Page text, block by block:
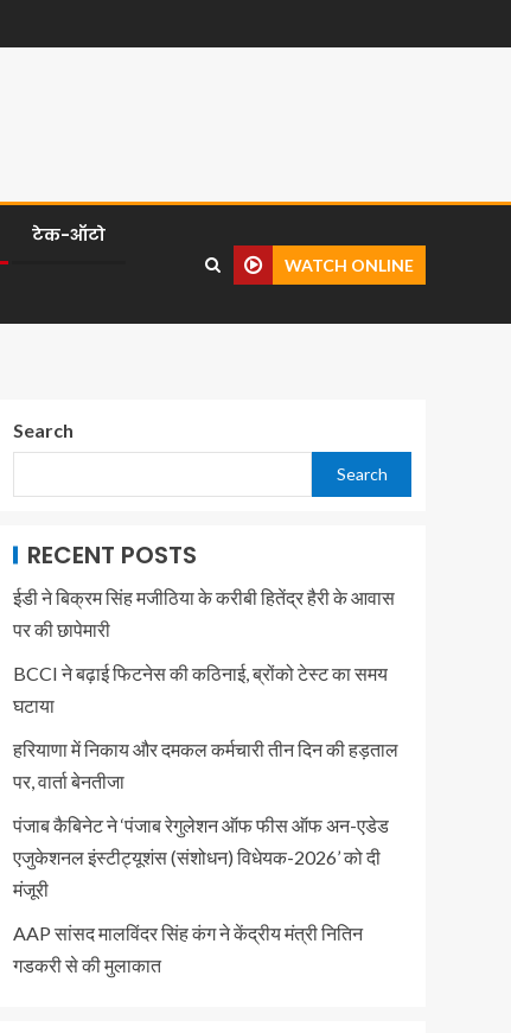
टेक-ऑटो
WATCH ONLINE
Search
Search
RECENT POSTS
ईडी ने बिक्रम सिंह मजीठिया के करीबी हितेंद्र हैरी के आवास
पर की छापेमारी
BCCI ने बढ़ाई फिटनेस की कठिनाई, ब्रोंको टेस्ट का समय
घटाया
हरियाणा में निकाय और दमकल कर्मचारी तीन दिन की हड़ताल
पर, वार्ता बेनतीजा
पंजाब कैबिनेट ने ‘पंजाब रेगुलेशन ऑफ फीस ऑफ अन-एडेड
एजुकेशनल इंस्टीट्यूशंस (संशोधन) विधेयक-2026’ को दी
मंजूरी
AAP सांसद मालविंदर सिंह कंग ने केंद्रीय मंत्री नितिन
गडकरी से की मुलाकात